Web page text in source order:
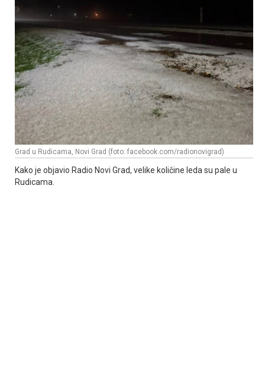
Grad u Rudicama, Novi Grad (foto: facebook.com/radionovigrad)
Kako je objavio Radio Novi Grad, velike količine leda su pale u
Rudicama.